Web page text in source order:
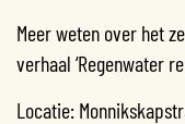
Meer weten over het
verhaal ‘Regenwater
Locatie: